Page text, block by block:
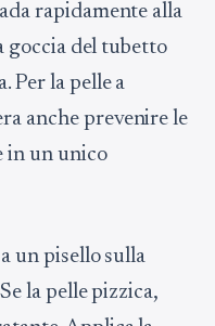
rapidamente alla
goccia del tubetto
Per la pelle a
anche prevenire le
in un unico
un pisello sulla
la pelle pizzica,